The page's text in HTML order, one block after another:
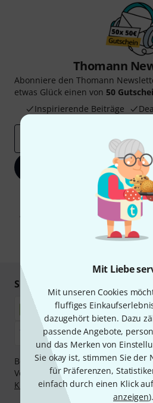
Mit Liebe
Mit unseren Cookies
fluffiges
dazugehört bieten. Dazu
passende Angebote,
und das Merken von
Sie okay ist, stimmen Sie der
für Präferenzen,
einfach durch einen Klick
anzeigen).
Thomann
Abonniere den Thomann
etwas Glück einen von 50
Inspirierende Beiträge
Jetzt
Mit Klick auf „Jetzt anmelden“
Werbung und einer Messung des E-
Abmeldung ist jederzeit möglich.
unseren
* Pflichtfeld
Sicher einkaufen & bezahlen
Bezahlen Sie vertraulich und
Vorkasse, PayPal, Amazon Pay,
Klarna Ratenzahlungoder